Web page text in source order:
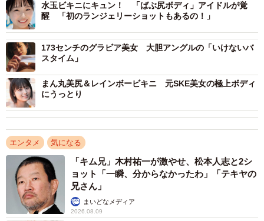
水玉ビキニにキュン！ 「ばぶ尻ボディ」アイドルが覚
醒 「初のランジェリーショットもあるの！」
173センチのグラビア美女 大胆アングルの「いけないバ
スタイム」
まん丸美尻＆レインボービキニ 元SKE美女の極上ボディ
にうっとり
エンタメ 気になる
「キム兄」木村祐一が激やせ、松本人志と2シ
ョット「一瞬、分からなかったわ」「テキヤの
兄さん」
まいどなメディア
2026.08.09